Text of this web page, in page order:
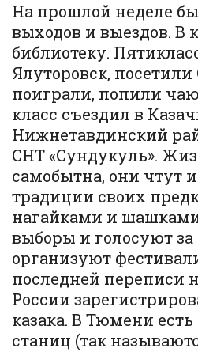
На прошлой неделе
выходов и выездов. В
библиотеку.
Ялуторовск, посетили
поиграли, попили
класс съездил в
Нижнетавдинский
СНТ «Сундукуль».
самобытна, они чтут
традиции своих
нагайками и
выборы и голосуют за
организуют
последней переписи
России
казака. В Тюмени
станиц (так